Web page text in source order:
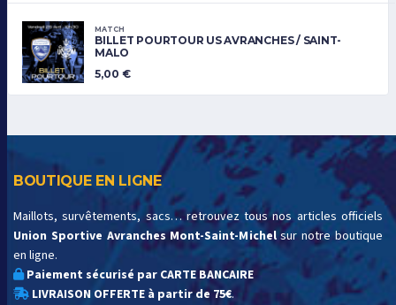
MATCH
BILLET POURTOUR US AVRANCHES / SAINT-
MALO
5,00 €
BOUTIQUE EN LIGNE
Maillots, survêtements, sacs… retrouvez tous nos articles officiels
Union Sportive Avranches Mont-Saint-Michelsur notre boutique
en ligne.
Paiement sécurisé par CARTE BANCAIRE
LIVRAISON OFFERTE à partir de 75€.